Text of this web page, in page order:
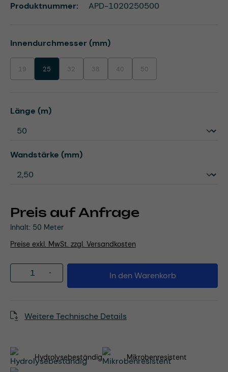
Preis auf Anfrage
Inhalt: 50 Meter
Preise exkl. MwSt. zzgl. Versandkosten
Innendurchmesser (mm)auswählen
19(Diese Option ist zurzeit nicht verfügbar.)
25 32(Diese Option ist zurzeit nicht verfügbar.)
38(Diese Option ist zurzeit nicht verfügbar.)
40(Diese Option ist zurzeit nicht verfügbar.)
50(Diese Option ist zurzeit nicht
Länge (m)auswählen
Wandstärke (mm)auswählen
Produkt Anzahl: Gib den gewünschten
In den Warenkorb
Produktnummer: APD-1020250500
Weitere Technische Details
Hydrolysebeständig Mikrobenresistent